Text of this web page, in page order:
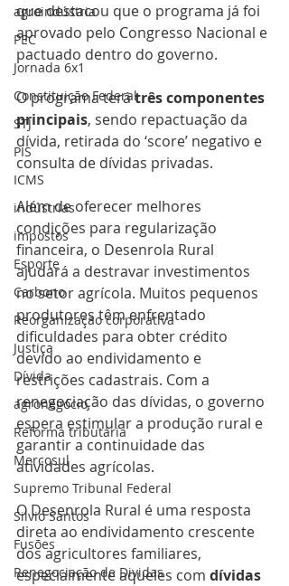
agroindústria
PEC
Jornada 6x1
Constituição Federal
STJ
PIS
ICMS
indústrias
impostos
Esporte
Carbono
Reorganização corporativa
Justiça
Dívida
agronegócio
Reforma tributária
Mercosul
Supremo Tribunal Federal
Silvio Santos
Fusões
Renegociação de Dividas
que destacou que o programa já foi
aprovado pelo Congresso Nacional e
pactuado dentro do governo.
O programa terá três componentes
principais, sendo repactuação da
dívida, retirada do ‘score’ negativo e
consulta de dívidas privadas.
Além de oferecer melhores
condições para regularização
financeira, o Desenrola Rural
ajudará a destravar investimentos
no setor agrícola. Muitos pequenos
produtores têm enfrentado
dificuldades para obter crédito
devido ao endividamento e
restrições cadastrais. Com a
renegociação das dívidas, o governo
espera estimular a produção rural e
garantir a continuidade das
atividades agrícolas​.
O Desenrola Rural é uma resposta
direta ao endividamento crescente
dos agricultores familiares,
especialmente aqueles com dívidas